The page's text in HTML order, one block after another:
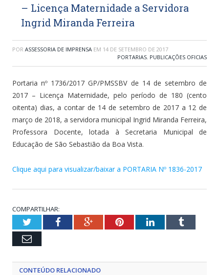
– Licença Maternidade a Servidora
Ingrid Miranda Ferreira
POR ASSESSORIA DE IMPRENSA EM 14 DE SETEMBRO DE 2017
PORTARIAS, PUBLICAÇÕES OFICIAS
Portaria nº 1736/2017 GP/PMSSBV de 14 de setembro de
2017 – Licença Maternidade, pelo período de 180 (cento
oitenta) dias, a contar de 14 de setembro de 2017 a 12 de
março de 2018, a servidora municipal Ingrid Miranda Ferreira,
Professora Docente, lotada à Secretaria Municipal de
Educação de São Sebastião da Boa Vista.
Clique aqui para visualizar/baixar a PORTARIA Nº 1836-2017
COMPARTILHAR:
TwitterFacebookGoogle+PinterestLinkedInTumblr
Email
CONTEÚDO RELACIONADO